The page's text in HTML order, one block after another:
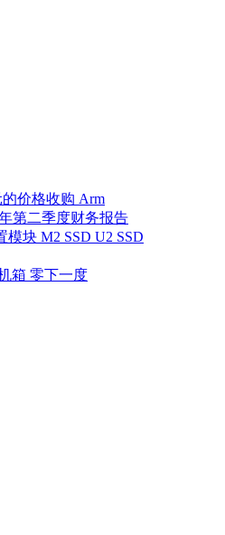
价格收购 Arm
第二季度财务报告
块 M2 SSD U2 SSD
箱 零下一度